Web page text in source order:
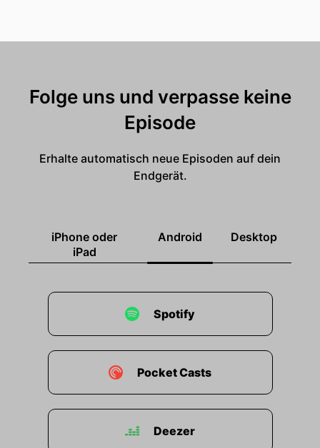
Folge uns und verpasse keine
Episode
Erhalte automatisch neue Episoden auf dein
Endgerät.
iPhone oder
iPad
Android Desktop
Spotify
Pocket Casts
Deezer